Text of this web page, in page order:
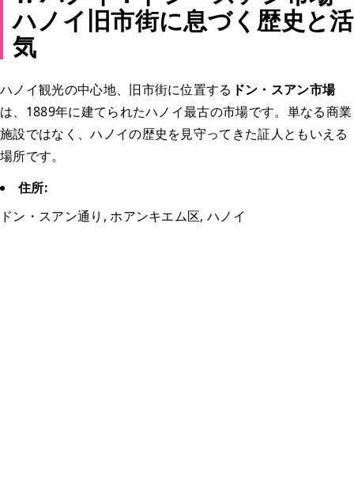
ハノイ旧市街に息づく歴史と活
気
ハノイ観光の中心地、旧市街に位置する ドン・スアン市場
は、1889年に建てられたハノイ最古の市場です。単なる商業
施設ではなく、ハノイの歴史を見守ってきた証人ともいえる
場所です。
住所:
ドン・スアン通り, ホアンキエム区, ハノイ